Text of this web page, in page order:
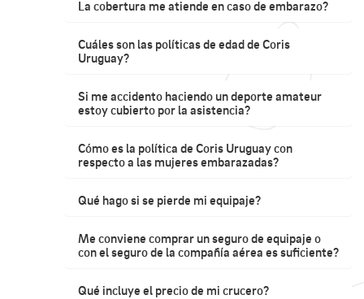
La cobertura me atiende en caso de embarazo?
Cuáles son las políticas de edad de Coris
Uruguay?
Si me accidento haciendo un deporte amateur
estoy cubierto por la asistencia?
Cómo es la política de Coris Uruguay con
respecto a las mujeres embarazadas?
Qué hago si se pierde mi equipaje?
Me conviene comprar un seguro de equipaje o
con el seguro de la compañía aérea es suficiente?
Qué incluye el precio de mi crucero?